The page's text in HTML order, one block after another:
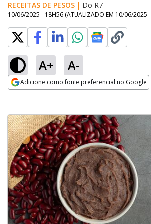
RECEITAS DE PESOS | Do R7
10/06/2025 - 18H56 (ATUALIZADO EM 10/06/2025
A+ A-
Adicione como fonte preferencial no Google